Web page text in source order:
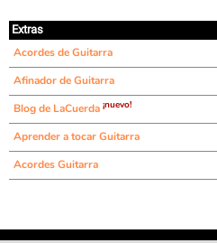
Extras
Acordes de Guitarra
Afinador de Guitarra
Blog de LaCuerda ¡nuevo!
Aprender a tocar Guitarra
Acordes Guitarra